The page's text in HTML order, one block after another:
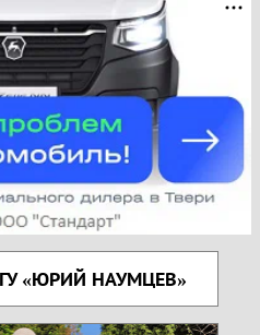
«ЮРИЙ НАУМЦЕВ»